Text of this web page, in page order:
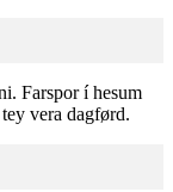
Farspor í hesum
vera dagførd.